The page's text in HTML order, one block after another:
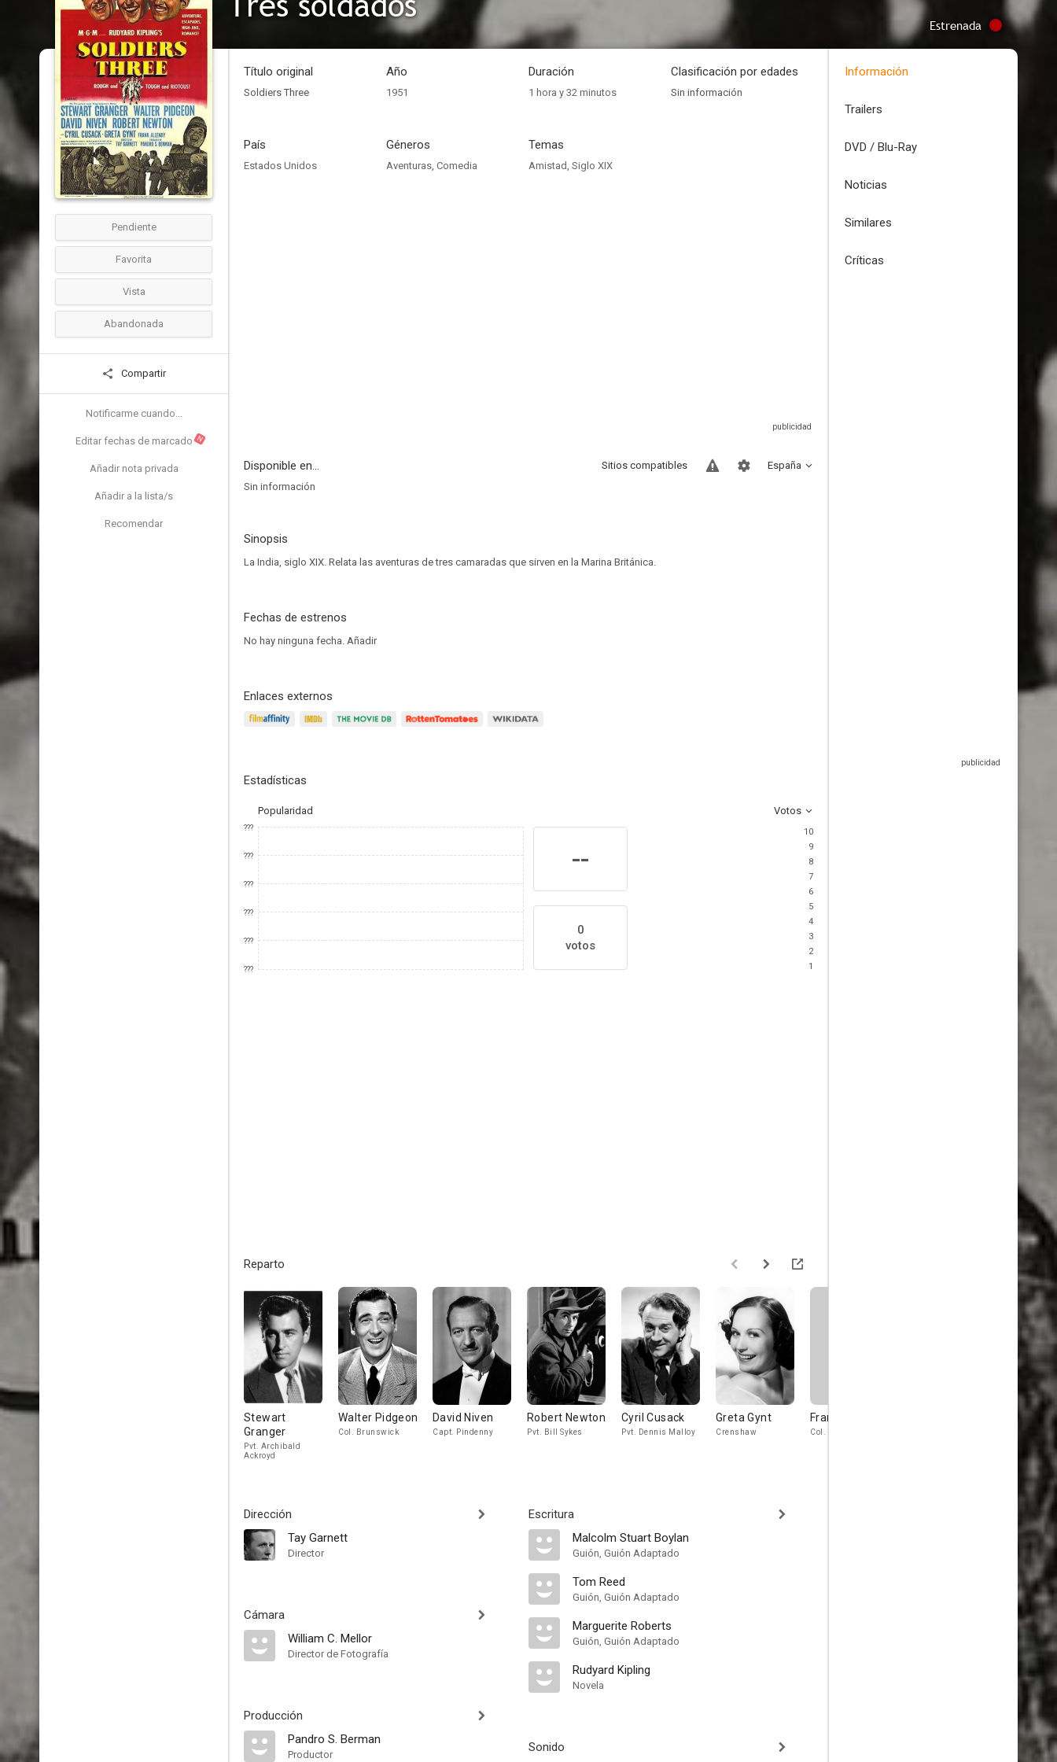
Estrenada
Pendiente
Favorita
Vista
Abandonada
Compartir
Notificarme cuando...
Editar fechas de marcado N
Añadir nota privada
Añadir a la lista/s
Recomendar
Título original
Soldiers Three
Año
1951
Duración
1 hora y 32 minutos
Clasificación por edades
Sin información
País
Estados Unidos
Géneros
Aventuras, Comedia
Temas
Amistad, Siglo XIX
Disponible en... España
Sitios compatibles
Sin información
Sinopsis
La India, siglo XIX. Relata las aventuras de tres camaradas que sirven en la Marina Británica.
Fechas de estrenos
No hay ninguna fecha. Añadir
Enlaces externos
Estadísticas
Popularidad Votos
???
???
???
???
???
???
--
0
votos
10
9
8
7
6
5
4
3
2
1
Reparto
Stewart
Granger
Pvt. Archibald
Ackroyd
Walter Pidgeon
Col. Brunswick
David Niven
Capt. Pindenny
Robert Newton
Pvt. Bill Sykes
Cyril Cusack
Pvt. Dennis Malloy
Greta Gynt
Crenshaw
Frank Allenby
Col. Groat
Dan
Dirección
Tay Garnett
Director
Cámara
William C. Mellor
Director de Fotografía
Producción
Pandro S. Berman
Productor
Escritura
Malcolm Stuart Boylan
Guión, Guión Adaptado
Tom Reed
Guión, Guión Adaptado
Marguerite Roberts
Guión, Guión Adaptado
Rudyard Kipling
Novela
Sonido
Información
Trailers
DVD / Blu-Ray
Noticias
Similares
Críticas